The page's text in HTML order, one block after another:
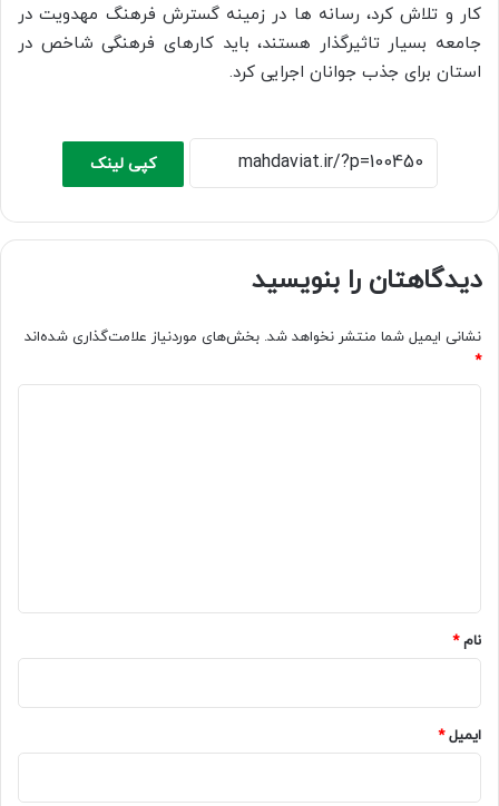
کار و تلاش کرد، رسانه ها در زمینه گسترش فرهنگ مهدویت در
جامعه بسیار تاثیرگذار هستند، باید کارهای فرهنگی شاخص در
استان برای جذب جوانان اجرایی کرد.
کپی لینک
دیدگاهتان را بنویسید
نشانی ایمیل شما منتشر نخواهد شد. بخش‌های موردنیاز علامت‌گذاری شده‌اند
*
نام*
ایمیل*